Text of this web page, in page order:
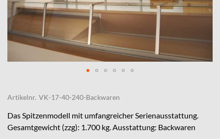
the
beginning
of
the
Artikelnr. VK-17-40-240-Backwaren
Das Spitzenmodell mit umfangreicher Serienausstattung.
Gesamtgewicht (zzg): 1.700 kg. Ausstattung: Backwaren